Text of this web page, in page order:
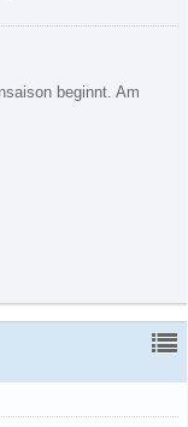
beginnt. Am